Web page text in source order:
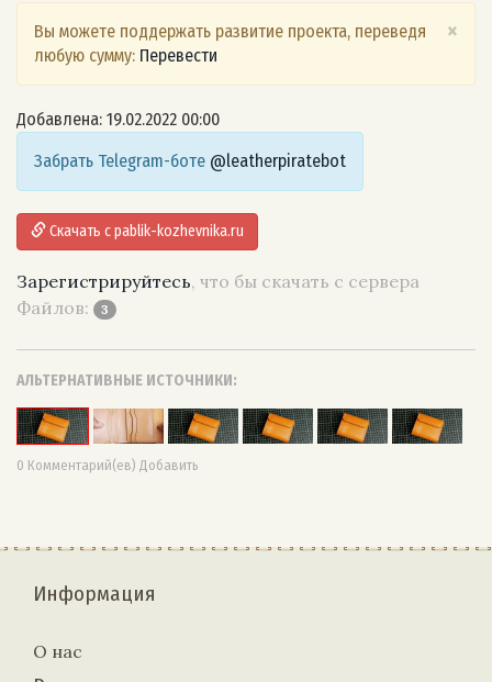
×
Вы можете поддержать развитие проекта, переведя
любую сумму: Перевести
Добавлена: 19.02.2022 00:00
Забрать Telegram-боте @leatherpiratebot
Скачать с pablik-kozhevnika.ru
Зарегистрируйтесь, что бы скачать с сервера
Файлов:
3
АЛЬТЕРНАТИВНЫЕ ИСТОЧНИКИ:
0 Комментарий(ев) Добавить
Информация
О нас